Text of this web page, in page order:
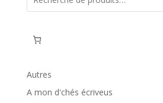
Autres
A mon d'chés écriveus